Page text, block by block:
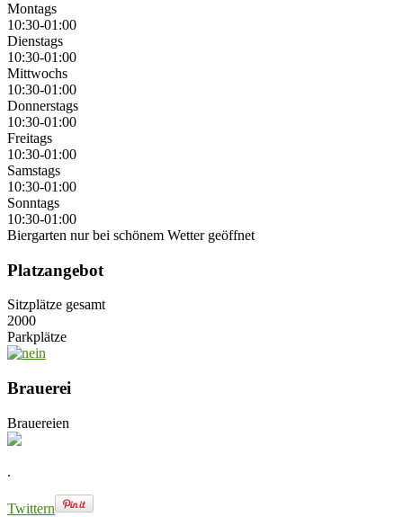
Montags
10:30-01:00
Dienstags
10:30-01:00
Mittwochs
10:30-01:00
Donnerstags
10:30-01:00
Freitags
10:30-01:00
Samstags
10:30-01:00
Sonntags
10:30-01:00
Biergarten nur bei schönem Wetter geöffnet
Platzangebot
Sitzplätze gesamt
2000
Parkplätze
Brauerei
Brauereien
.
Twittern